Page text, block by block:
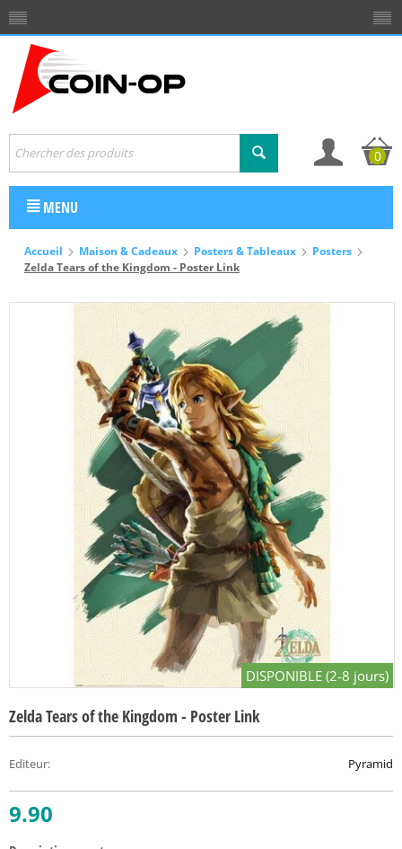
0
MENU
Accueil Maison & Cadeaux Posters & Tableaux
Posters
Zelda Tears of the Kingdom - Poster Link
DISPONIBLE (2-8 jours)
Zelda Tears of the Kingdom - Poster Link
Editeur: Pyramid
9.90